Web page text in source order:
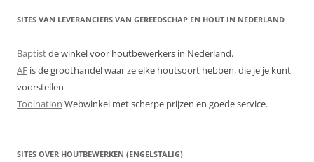
SITES VAN LEVERANCIERS VAN GEREEDSCHAP EN HOUT IN NEDERLAND
Baptistde winkel voor houtbewerkers in Nederland.
AF is de groothandel waar ze elke houtsoort hebben, die je je kunt
voorstellen
Toolnation Webwinkel met scherpe prijzen en goede service.
SITES OVER HOUTBEWERKEN (ENGELSTALIG)